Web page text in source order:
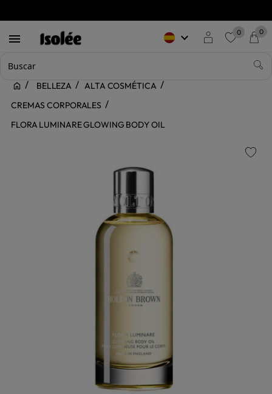
 keyboard_arrow_down 0 0
BELLEZA
ALTA COSMÉTICA
CREMAS CORPORALES
FLORA LUMINARE GLOWING BODY OIL